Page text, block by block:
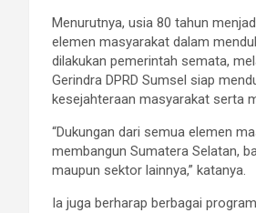
Menurutnya, usia 80 tahun
elemen masyarakat dalam
dilakukan pemerintah semata,
Gerindra DPRD Sumsel siap
kesejahteraan masyarakat serta
“Dukungan dari semua elemen
membangun Sumatera Selatan,
maupun sektor lainnya,” katanya.
Ia juga berharap berbagai